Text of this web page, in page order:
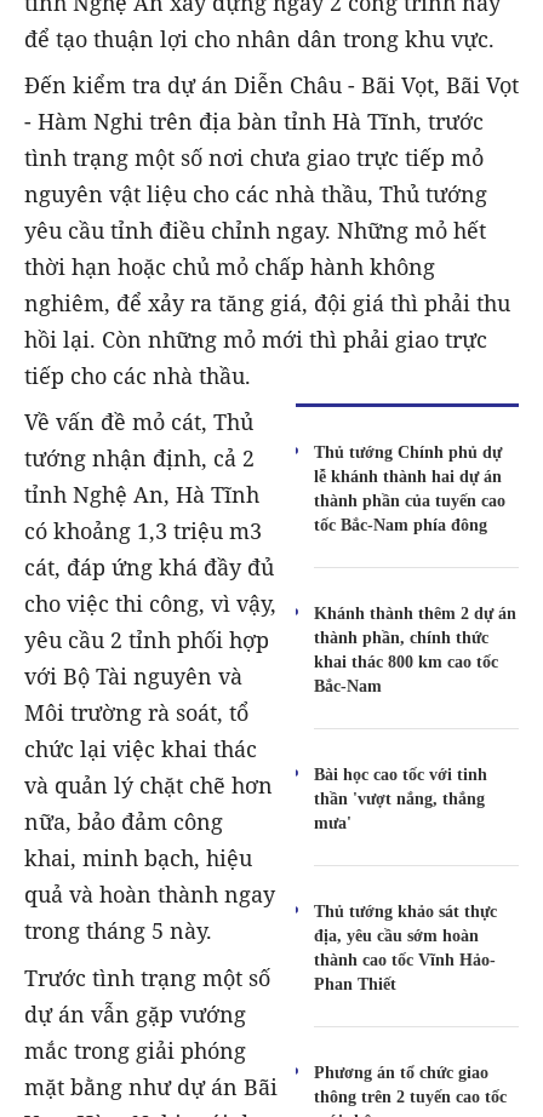
để tạo thuận lợi cho nhân dân trong khu vực.
Đến kiểm tra dự án Diễn Châu - Bãi Vọt, Bãi Vọt
- Hàm Nghi trên địa bàn tỉnh Hà Tĩnh, trước
tình trạng một số nơi chưa giao trực tiếp mỏ
nguyên vật liệu cho các nhà thầu, Thủ tướng
yêu cầu tỉnh điều chỉnh ngay. Những mỏ hết
thời hạn hoặc chủ mỏ chấp hành không
nghiêm, để xảy ra tăng giá, đội giá thì phải thu
hồi lại. Còn những mỏ mới thì phải giao trực
tiếp cho các nhà thầu.
Thủ tướng Chính phủ dự
lễ khánh thành hai dự án
thành phần của tuyến cao
tốc Bắc-Nam phía đông
Khánh thành thêm 2 dự án
thành phần, chính thức
khai thác 800 km cao tốc
Bắc-Nam
Bài học cao tốc với tinh
thần 'vượt nắng, thắng
mưa'
Thủ tướng khảo sát thực
địa, yêu cầu sớm hoàn
thành cao tốc Vĩnh Hảo-
Phan Thiết
Phương án tổ chức giao
thông trên 2 tuyến cao tốc
Về vấn đề mỏ cát, Thủ
tướng nhận định, cả 2
tỉnh Nghệ An, Hà Tĩnh
có khoảng 1,3 triệu m3
cát, đáp ứng khá đầy đủ
cho việc thi công, vì vậy,
yêu cầu 2 tỉnh phối hợp
với Bộ Tài nguyên và
Môi trường rà soát, tổ
chức lại việc khai thác
và quản lý chặt chẽ hơn
nữa, bảo đảm công
khai, minh bạch, hiệu
quả và hoàn thành ngay
trong tháng 5 này.
Trước tình trạng một số
dự án vẫn gặp vướng
mắc trong giải phóng
mặt bằng như dự án Bãi